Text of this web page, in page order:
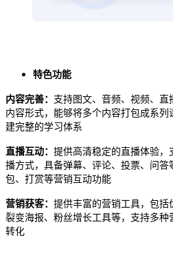
特色功能
内容完善： 支持图文、音频、视频、直
内容形式，能够将多个内容打包成系
建完整的学习体系
直播互动： 提供高清稳定的直播体验，
播方式，具备弹幕、评论、投票、问
包、打赏等营销互动功能
营销获客： 提供丰富的营销工具，包括
裂变海报、粉丝增长工具等，支持多种
转化